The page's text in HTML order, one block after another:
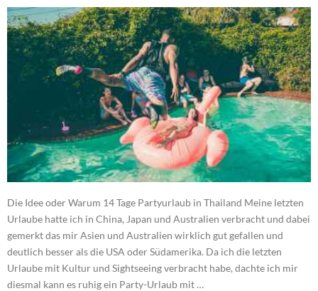
Die Idee oder Warum 14 Tage Partyurlaub in Thailand Meine letzten
Urlaube hatte ich in China, Japan und Australien verbracht und dabei
gemerkt das mir Asien und Australien wirklich gut gefallen und
deutlich besser als die USA oder Südamerika. Da ich die letzten
Urlaube mit Kultur und Sightseeing verbracht habe, dachte ich mir
diesmal kann es ruhig ein Party-Urlaub mit …